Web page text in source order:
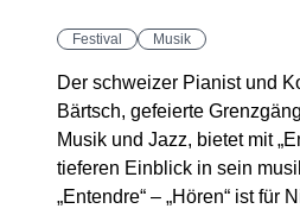
Festival Musik
Der schweizer Pianist und
Bärtsch, gefeierte
Musik und Jazz, bietet mit
tieferen Einblick in sein
„Entendre“ – „Hören“ ist für